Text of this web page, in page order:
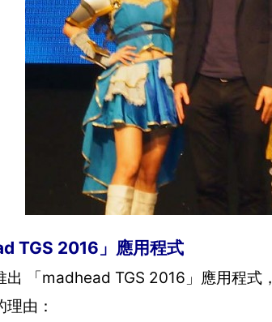
TGS 2016」應用程式
「madhead TGS 2016」應用程
由：